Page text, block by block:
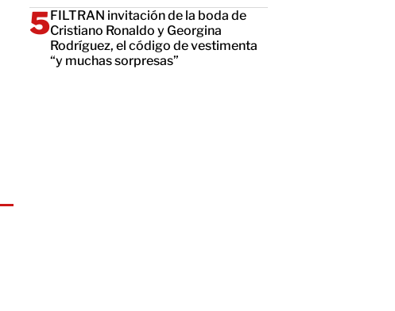
FILTRAN invitación de la boda de
Cristiano Ronaldo y Georgina
Rodríguez, el código de vestimenta
“y muchas sorpresas”